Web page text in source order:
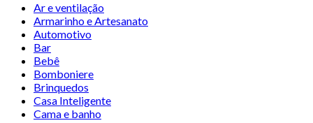
Ar e ventilação
Armarinho e Artesanato
Automotivo
Bar
Bebê
Bomboniere
Brinquedos
Casa Inteligente
Cama e banho